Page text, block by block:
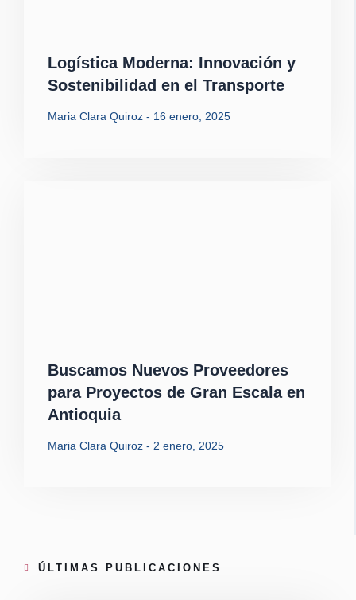
Logística Moderna: Innovación y
Sostenibilidad en el Transporte
Maria Clara Quiroz 16 enero, 2025
Buscamos Nuevos Proveedores
para Proyectos de Gran Escala en
Antioquia
Maria Clara Quiroz 2 enero, 2025
ÚLTIMAS PUBLICACIONES